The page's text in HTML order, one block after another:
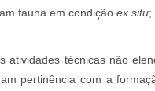
fauna em condição ex situ;
atividades técnicas não
pertinência com a